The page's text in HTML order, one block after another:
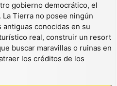
gobierno democrático, el
Tierra no posee ningún
conocidas en su
real, construir un resort
buscar maravillas o ruinas en
los créditos de los